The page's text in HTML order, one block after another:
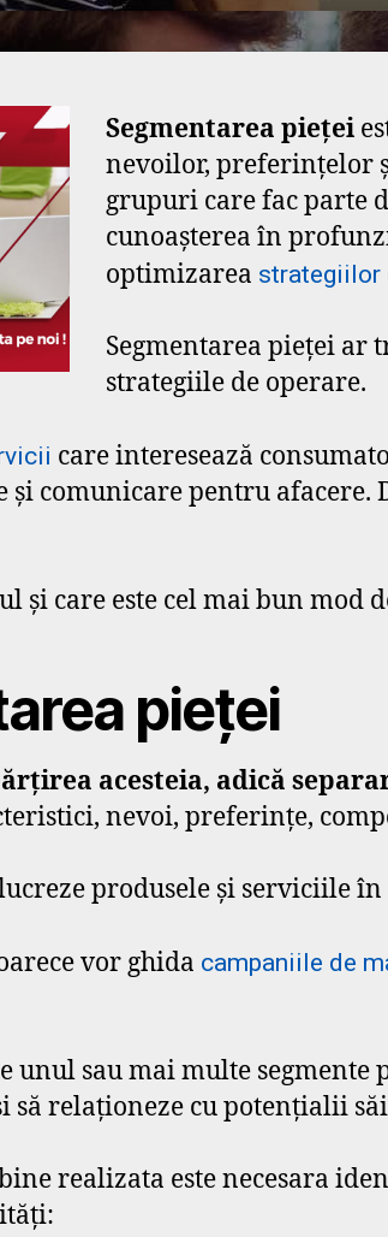
Segmentarea pieței
nevoilor, preferințelor
grupuri care fac parte
cunoașterea în
optimizarea strategiilor
Segmentarea pieței ar
strategiile de operare.
care interesează
comunicare pentru
care este cel mai bun mod
pieței
acesteia, adică
nevoi, preferințe,
produsele și serviciile
vor ghida campaniile de
sau mai multe segmente
să relaționeze cu potențialii
realizata este necesara